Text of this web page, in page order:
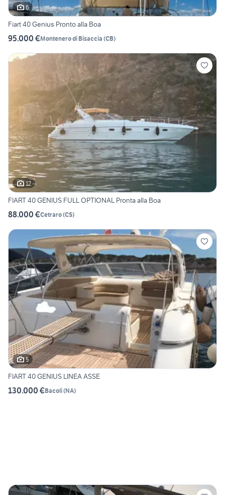
6
Fiart 40 Genius Pronto alla Boa
95.000 €Montenero di Bisaccia (CB)
12
FIART 40 GENIUS FULL OPTIONAL Pronta alla Boa
88.000 €Cetraro(CS)
5
FIART 40 GENIUS LINEA ASSE
130.000 €Bacoli(NA)